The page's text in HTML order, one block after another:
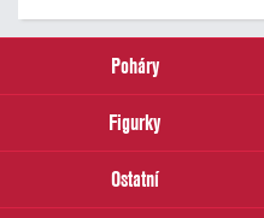
email
Poháry
Figurky
Ostatní